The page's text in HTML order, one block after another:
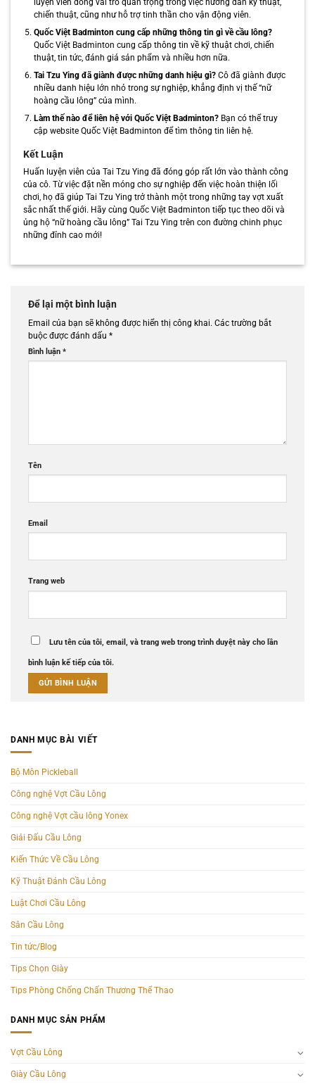
luyện viên đóng vai trò quan trọng trong việc hướng dẫn kỹ thuật,
chiến thuật, cũng như hỗ trợ tinh thần cho vận động viên.
Quốc Việt Badminton cung cấp những thông tin gì về cầu lông?
Quốc Việt Badminton cung cấp thông tin về kỹ thuật chơi, chiến
thuật, tin tức, đánh giá sản phẩm và nhiều hơn nữa.
Tai Tzu Ying đã giành được những danh hiệu gì?Cô đã giành được
nhiều danh hiệu lớn nhỏ trong sự nghiệp, khẳng định vị thế “nữ
hoàng cầu lông” của mình.
Làm thế nào để liên hệ với Quốc Việt Badminton?Bạn có thể truy
cập website Quốc Việt Badminton để tìm thông tin liên hệ.
Kết Luận
Huấn luyện viên của Tai Tzu Ying đã đóng góp rất lớn vào thành công
của cô. Từ việc đặt nền móng cho sự nghiệp đến việc hoàn thiện lối
chơi, họ đã giúp Tai Tzu Ying trở thành một trong những tay vợt xuất
sắc nhất thế giới. Hãy cùng Quốc Việt Badminton tiếp tục theo dõi và
ủng hộ “nữ hoàng cầu lông” Tai Tzu Ying trên con đường chinh phục
những đỉnh cao mới!
Để lại một bình luận
Email của bạn sẽ không được hiển thị công khai. Các trường bắt
buộc được đánh dấu *
Bình luận *
Tên
Email
Trang web
Lưu tên của tôi, email, và trang web trong trình duyệt này cho lần
bình luận kế tiếp của tôi.
DANH MỤC BÀI VIẾT
Bộ Môn Pickleball
Công nghệ Vợt Cầu Lông
Công nghệ Vợt cầu lông Yonex
Giải Đấu Cầu Lông
Kiến Thức Về Cầu Lông
Kỹ Thuật Đánh Cầu Lông
Luật Chơi Cầu Lông
Sân Cầu Lông
Tin tức/Blog
Tips Chọn Giày
Tips Phòng Chống Chấn Thương Thể Thao
DANH MỤC SẢN PHẨM
Vợt Cầu Lông
Giày Cầu Lông